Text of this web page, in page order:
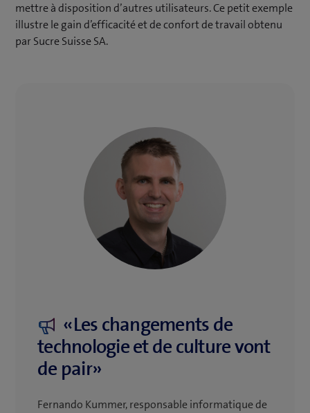
mettre à disposition d’autres utilisateurs. Ce petit exemple
illustre le gain d’efficacité et de confort de travail obtenu
par Sucre Suisse SA.
«Les changements de
technologie et de culture vont
de pair»
Fernando Kummer, responsable informatique de